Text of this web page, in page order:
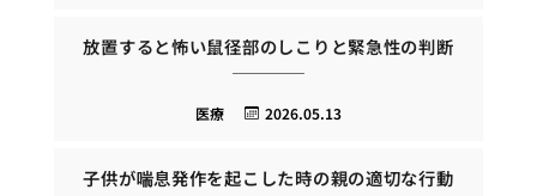
放置すると怖い鼠径部のしこりと緊急性の判断
2026.05.13
医療
子供が喘息発作を起こした時の親の適切な行動